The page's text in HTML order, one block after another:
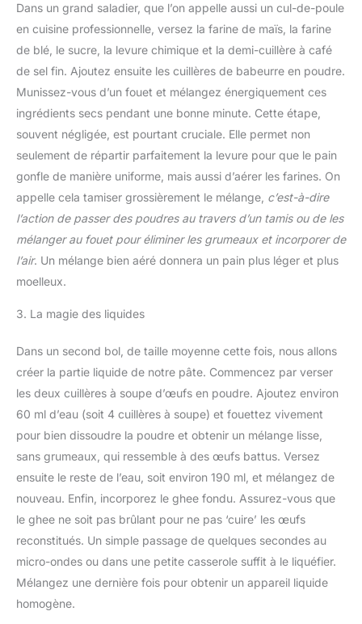
Dans un grand saladier, que l’on appelle aussi un cul-de-poule
en cuisine professionnelle, versez la farine de maïs, la farine
de blé, le sucre, la levure chimique et la demi-cuillère à café
de sel fin. Ajoutez ensuite les cuillères de babeurre en poudre.
Munissez-vous d’un fouet et mélangez énergiquement ces
ingrédients secs pendant une bonne minute. Cette étape,
souvent négligée, est pourtant cruciale. Elle permet non
seulement de répartir parfaitement la levure pour que le pain
gonfle de manière uniforme, mais aussi d’aérer les farines. On
appelle cela tamiser grossièrement le mélange, c’est-à-dire
l’action de passer des poudres au travers d’un tamis ou de les
mélanger au fouet pour éliminer les grumeaux et incorporer de
l’air. Un mélange bien aéré donnera un pain plus léger et plus
moelleux.
3. La magie des liquides
Dans un second bol, de taille moyenne cette fois, nous allons
créer la partie liquide de notre pâte. Commencez par verser
les deux cuillères à soupe d’œufs en poudre. Ajoutez environ
60 ml d’eau (soit 4 cuillères à soupe) et fouettez vivement
pour bien dissoudre la poudre et obtenir un mélange lisse,
sans grumeaux, qui ressemble à des œufs battus. Versez
ensuite le reste de l’eau, soit environ 190 ml, et mélangez de
nouveau. Enfin, incorporez le ghee fondu. Assurez-vous que
le ghee ne soit pas brûlant pour ne pas ‘cuire’ les œufs
reconstitués. Un simple passage de quelques secondes au
micro-ondes ou dans une petite casserole suffit à le liquéfier.
Mélangez une dernière fois pour obtenir un appareil liquide
homogène.